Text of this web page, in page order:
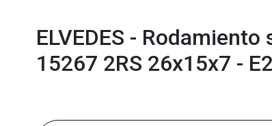
ELVEDES - Rodamiento
15267 2RS 26x15x7 -